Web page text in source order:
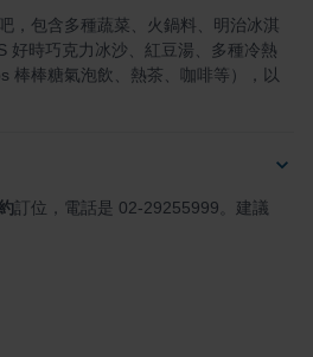
，包含多種蔬菜、火鍋料、明治冰淇
好時巧克力冰沙、紅豆湯、多種冷熱
棒棒糖氣泡飲、熱茶、咖啡等），以
訂位，電話是 02-29255999。建議